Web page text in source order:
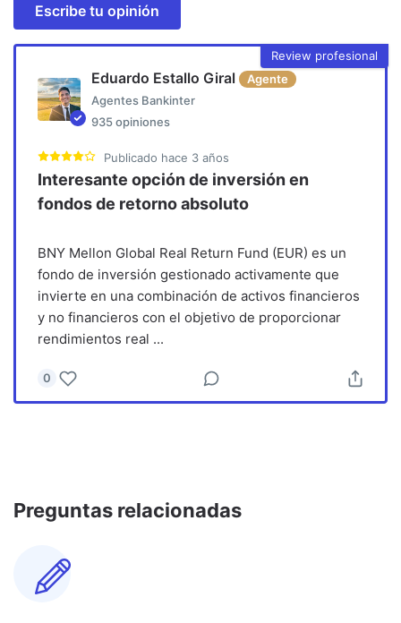
Escribe tu opinión
Review profesional
Eduardo Estallo Giral
Agente
Agentes Bankinter
935 opiniones
Publicado hace 3 años
Interesante opción de inversión en
fondos de retorno absoluto
BNY Mellon Global Real Return Fund (EUR) es un
fondo de inversión gestionado activamente que
invierte en una combinación de activos financieros
y no financieros con el objetivo de proporcionar
rendimientos real ...
0
Preguntas relacionadas